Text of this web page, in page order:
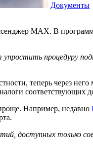
Документы
MAX. В
процедуру
теперь через
соответствующих
Например, недавно
доступных только